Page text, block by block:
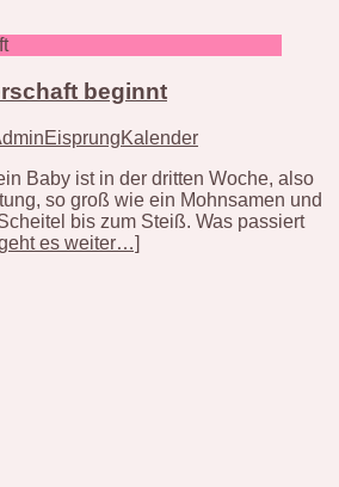
beginnt
Baby ist in der dritten Woche, also
so groß wie ein Mohnsamen und
bis zum Steiß. Was passiert
es weiter…]